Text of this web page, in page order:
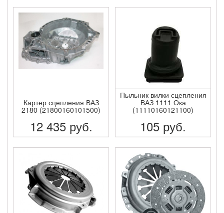
ПОДРОБНЕЕ ПОДРОБНЕЕ
Картер сцепления ВАЗ
2180 (21800160101500)
12 435 руб.
ПОДРОБНЕЕ
Пыльник вилки сцепления
ВАЗ 1111 Ока
(11110160121100)
105 руб.
ПОДРОБНЕЕ